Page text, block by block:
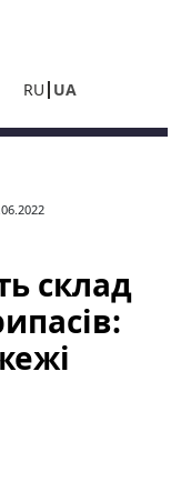
RU UA
склад